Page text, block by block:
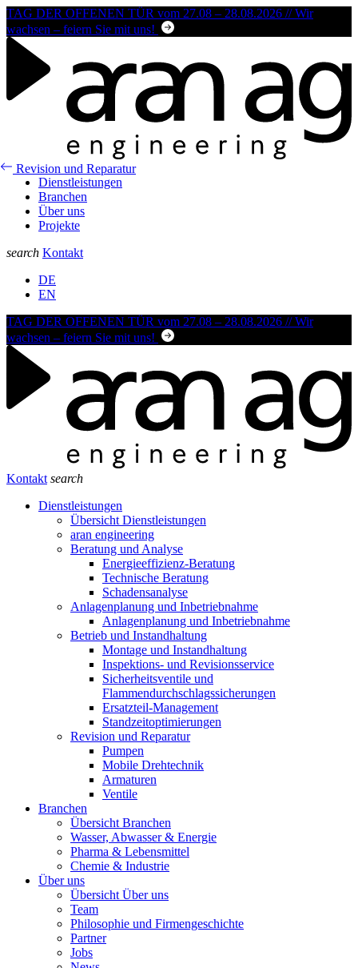
TAG DER OFFENEN TÜR vom 27.08 – 28.08.2026 // Wir
wachsen – feiern Sie mit uns!
Dienstleistungen
Branchen
Über uns
Projekte
search Kontakt
DE
EN
TAG DER OFFENEN TÜR vom 27.08 – 28.08.2026 // Wir
wachsen – feiern Sie mit uns!
Kontakt search
Dienstleistungen
Übersicht Dienstleistungen
aran engineering
Beratung und Analyse
Energieeffizienz-Beratung
Technische Beratung
Schadensanalyse
Anlagenplanung und Inbetriebnahme
Anlagenplanung und Inbetriebnahme
Betrieb und Instandhaltung
Montage und Instandhaltung
Inspektions- und Revisionsservice
Sicherheitsventile und
Flammendurchschlagssicherungen
Ersatzteil-Management
Standzeitoptimierungen
Revision und Reparatur
Pumpen
Mobile Drehtechnik
Armaturen
Ventile
Branchen
Übersicht Branchen
Wasser, Abwasser & Energie
Pharma & Lebensmittel
Chemie & Industrie
Über uns
Übersicht Über uns
Team
Philosophie und Firmengeschichte
Partner
Jobs
Revision und Reparatur